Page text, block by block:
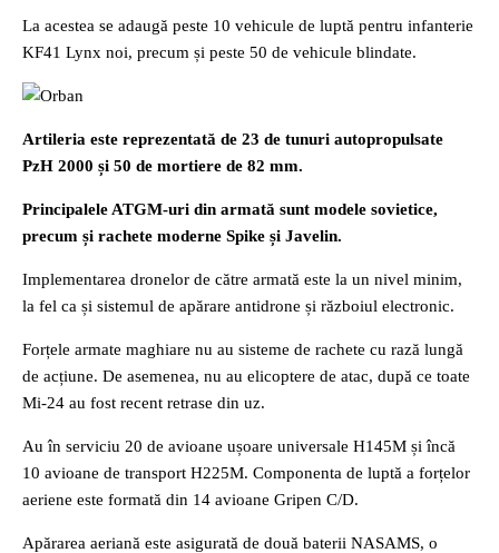
La acestea se adaugă peste 10 vehicule de luptă pentru infanterie
KF41 Lynx noi, precum și peste 50 de vehicule blindate.
Artileria este reprezentată de 23 de tunuri autopropulsate
PzH 2000 și 50 de mortiere de 82 mm.
Principalele ATGM-uri din armată sunt modele sovietice,
precum și rachete moderne Spike și Javelin.
Implementarea dronelor de către armată este la un nivel minim,
la fel ca și sistemul de apărare antidrone și războiul electronic.
Forțele armate maghiare nu au sisteme de rachete cu rază lungă
de acțiune. De asemenea, nu au elicoptere de atac, după ce toate
Mi-24 au fost recent retrase din uz.
Au în serviciu 20 de avioane ușoare universale H145M și încă
10 avioane de transport H225M. Componenta de luptă a forțelor
aeriene este formată din 14 avioane Gripen C/D.
Apărarea aeriană este asigurată de două baterii NASAMS, o